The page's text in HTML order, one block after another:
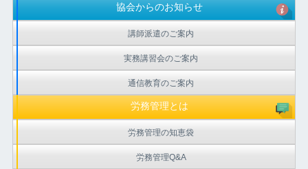
協会からのお知らせ
講師派遣のご案内
実務講習会のご案内
通信教育のご案内
労務管理とは
労務管理の知恵袋
労務管理Q&A